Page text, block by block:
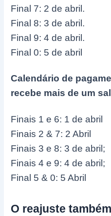
Final 7: 2 de abril.
Final 8: 3 de abril.
Final 9: 4 de abril.
Final 0: 5 de abril
Calendário de
recebe mais de um
Finais 1 e 6: 1 de abril
Finais 2 & 7: 2 Abril
Finais 3 e 8: 3 de abril;
Finais 4 e 9: 4 de abril;
Final 5 & 0: 5 Abril
O reajuste